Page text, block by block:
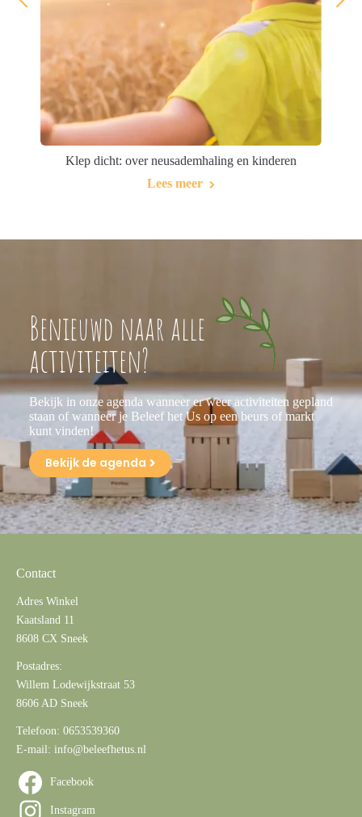
Klep dicht: over neusademhaling en kinderen
Lees meer
Benieuwd naar alle
activiteiten?
Bekijk in onze agenda wanneer er weer activiteiten gepland
staan of wanneer je Beleef het Us op een beurs of markt
kunt vinden!
Bekijk de agenda
Contact
Adres Winkel
Kaatsland 11
8608 CX Sneek
Postadres:
Willem Lodewijkstraat 53
8606 AD Sneek
Telefoon: 0653539360
E-mail: info@beleefhetus.nl
Facebook
Instagram